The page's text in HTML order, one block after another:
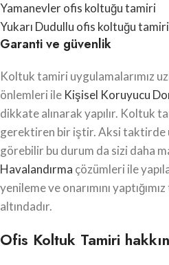
Yamanevler ofis koltuğu tamiri
Yukarı Dudullu ofis koltuğu tamiri
Garanti ve güvenlik
Koltuk tamiri uygulamalarımız
önlemleri ile Kişisel Koruyucu
dikkate alınarak yapılır. Koltuk
gerektiren bir iştir. Aksi taktirde
görebilir bu durum da sizi daha
Havalandırma çözümleri ile
yenileme ve onarımını
altındadır.
Ofis Koltuk Tamiri